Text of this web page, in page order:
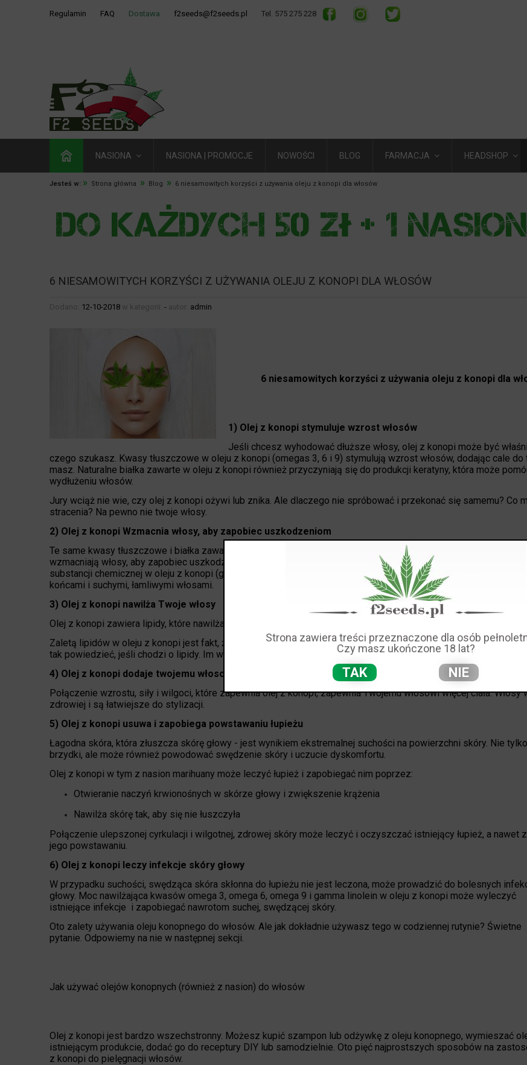
Regulamin FAQ Dostawa f2seeds@f2seeds.pl Tel. 575 275 228
NASIONA NASIONA | PROMOCJE NOWOŚCI BLOG FARMACJA HEADSHOP
Jesteś w: » Strona główna » Blog » 6 niesamowitych korzyści z używania oleju z konopi dla włosów
6 NIESAMOWITYCH KORZYŚCI Z UŻYWANIA OLEJU Z KONOPI DLA WŁOSÓW
Dodano: 12-10-2018 w kategorii: - autor: admin
6 niesamowitych korzyści z używania oleju z konopi dla
1) Olej z konopi stymuluje wzrost włosów
Jeśli chcesz wyhodować dłuższe włosy, olej z konopi może być
czego szukasz. Kwasy tłuszczowe w oleju z konopi (omegas 3, 6 i 9) stymulują wzrost włosów, dodając cale do
masz. Naturalne białka zawarte w oleju z konopi również przyczyniają się do produkcji keratyny, która może
wydłużeniu włosów.
Jury wciąż nie wie, czy olej z konopi ożywi lub znika. Ale dlaczego nie spróbować i przekonać się samemu? Co
stracenia? Na pewno nie twoje włosy.
2) Olej z konopi Wzmacnia włosy, aby zapobiec uszkodzeniom
Te same kwasy tłuszczowe i białka zawarte w konopii oraz nasiona cannabis, które stymulują wzrost włosów,
wzmacniają włosy, aby zapobiec uszkodzeniom. Dodaj do tego wzmacniające właściwości innej całkowicie
substancji chemicznej w oleju z konopi (gamma kwas linolowy lub GLA) i masz mocny przepis na walkę z
końcami i suchymi, łamliwymi włosami.
3) Olej z konopi nawilża Twoje włosy
Olej z konopi zawiera lipidy, które nawilżają włosy. Dzięki tej wilgoci włosy stają się elastyczne i lśniące.
Zaletą lipidów w oleju z konopi jest fakt, że włosy zawsze je wchłaniają. Twoje włosy nigdy nie "zapełniają się",
tak powiedzieć, jeśli chodzi o lipidy. Im więcej lipidów, twoje włosy pochłaniają zdrowsze i łatwiejsze do
4) Olej z konopi dodaje twojemu włosowi więcej "ciała"
Połączenie wzrostu, siły i wilgoci, które zapewnia olej z konopi, zapewnia Twojemu włosowi więcej ciała. Włosy
zdrowiej i są łatwiejsze do stylizacji.
5) Olej z konopi usuwa i zapobiega powstawaniu łupieżu
Łagodna skóra, która złuszcza skórę głowy - jest wynikiem ekstremalnej suchości na powierzchni skóry. Nie
brzydki, ale może również powodować swędzenie skóry i uczucie dyskomfortu.
Olej z konopi w tym z nasion marihuany może leczyć łupież i zapobiegać nim poprzez:
Otwieranie naczyń krwionośnych w skórze głowy i zwiększenie krążenia
Nawilża skórę tak, aby się nie łuszczyła
Połączenie ulepszonej cyrkulacji i wilgotnej, zdrowej skóry może leczyć i oczyszczać istniejący łupież, a nawet
jego powstawaniu.
6) Olej z konopi leczy infekcje skóry głowy
W przypadku suchości, swędząca skóra skłonna do łupieżu nie jest leczona, może prowadzić do bolesnych
głowy. Moc nawilżająca kwasów omega 3, omega 6, omega 9 i gamma linolein w oleju z konopi może wyleczyć
istniejące infekcje i zapobiegać nawrotom suchej, swędzącej skóry.
Oto zalety używania oleju konopnego do włosów. Ale jak dokładnie używasz tego w codziennej rutynie? Świetne
pytanie. Odpowiemy na nie w następnej sekcji.
Jak używać olejów konopnych (również z nasion) do włosów
Olej z konopi jest bardzo wszechstronny. Możesz kupić szampon lub odżywkę z oleju konopnego, wymieszać
istniejącym produkcie, dodać go do receptury DIY lub samodzielnie. Oto pięć najprostszych sposobów na
z konopi do pielęgnacji włosów.
Strona zawiera treści przeznaczone dla osób
Czy masz ukończone 18 lat?
TAK NIE